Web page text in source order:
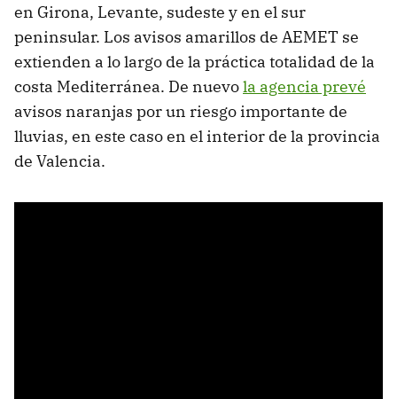
en Girona, Levante, sudeste y en el sur
peninsular. Los avisos amarillos de AEMET se
extienden a lo largo de la práctica totalidad de la
costa Mediterránea. De nuevola agencia prevé
avisos naranjas por un riesgo importante de
lluvias, en este caso en el interior de la provincia
de Valencia.